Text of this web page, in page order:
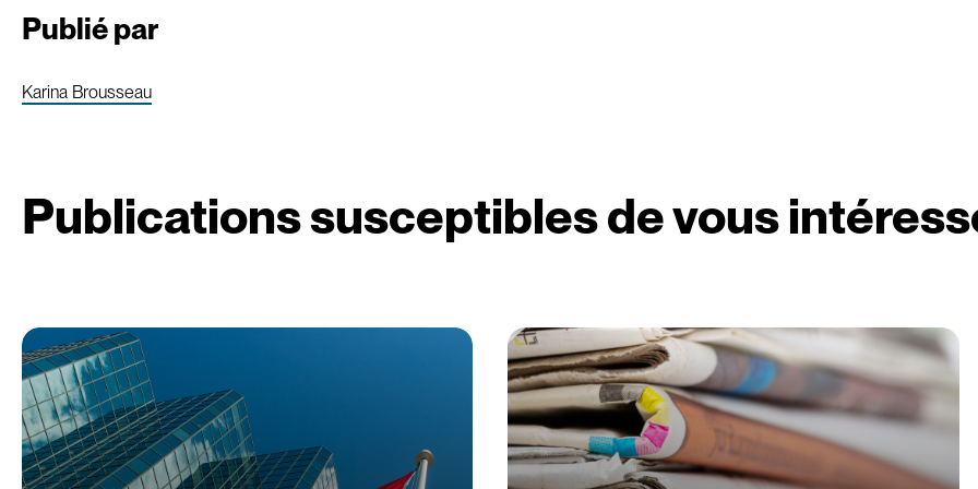
Publié par
Karina Brousseau
Publications susceptibles de vous